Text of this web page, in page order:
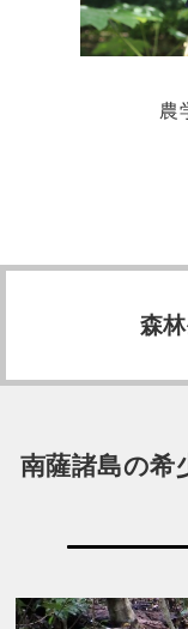
農
森
南薩諸島の希